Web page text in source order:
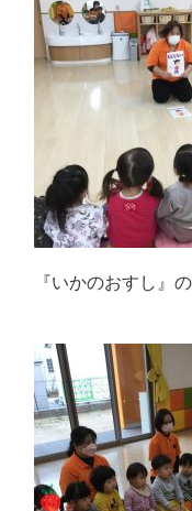
『いかのおすし』